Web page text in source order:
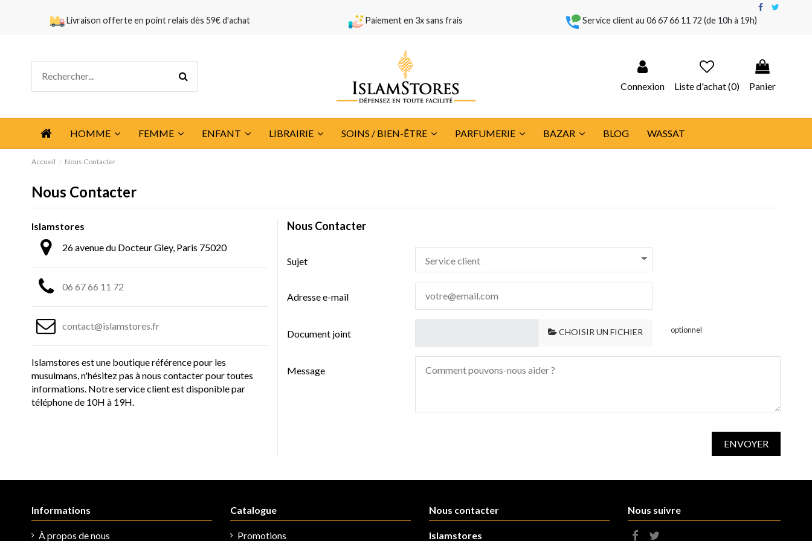
Livraison offerte en point relais dès 59€ d'achat Paiement en 3x sans frais Service client au06 67 66 11 72 (de 10h à 19h)
Connexion Liste d'achat (0) Panier
HOMME FEMME ENFANT LIBRAIRIE SOINS / BIEN-ÊTRE PARFUMERIE BAZAR BLOG WASSAT
Accueil Nous Contacter
Nous Contacter
Islamstores
26 avenue du Docteur Gley, Paris 75020
06 67 66 11 72
contact@islamstores.fr
Islamstores est une boutique référence pour les
musulmans, n'hésitez pas à nous contacter pour toutes
informations. Notre service client est disponible par
téléphone de 10H à 19H.
Nous Contacter
Sujet
Adresse e-mail
Document joint CHOISIR UN FICHIER optionnel
Message
Informations
À propos de nous
Catalogue
Promotions
Nous contacter
Islamstores
Nous suivre